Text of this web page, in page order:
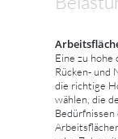
Eine zu hohe
Rücken- und
die richtige
wählen, die